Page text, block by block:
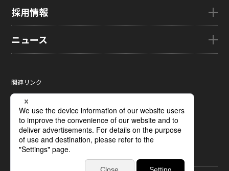
Rælclear
医療・産業・デジタルカメラ用ディスプレイ
液晶メタサーフェス反射板
X線センサー
指紋センサー
圧力分布センサー
光学式薄型イメージセンサー
ディスプレイの基礎
受託加工および研究開発サポート
環境
ガバナンス
サステナビリティ資料室
経営方針
株式・株主情報
IRカレンダー
電子公告
採用情報
新卒採用情報
人財像/人財マネジメント基本方針
会社の人財育成/若手人財育成体系
ひとめでわかるJDI
採用に関するよくあるご質問
ニュース
メディア掲載
タグ一覧
関連リンク
サイトマップ
サイトのご利用条件
個人情報保護方針
ソーシャルメディアポリシー